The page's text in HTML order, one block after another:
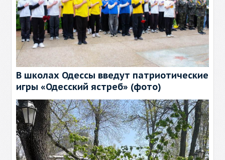
В школах Одессы введут патриотические
игры «Одесский ястреб» (фото)